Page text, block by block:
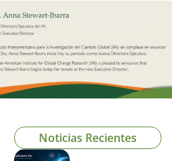
Noticias Recientes